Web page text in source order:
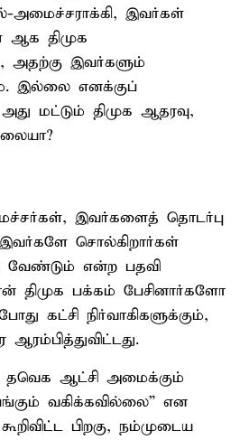
அமைச்சராக்கி, இவர்கள்
திமுக
அதற்கு இவர்களும்
இல்லை எனக்குப்
மட்டும் திமுக ஆதரவு,
இவர்களைத் தொடர்பு
சொல்கிறார்கள்
என்ற பதவி
திமுக பக்கம் பேசினார்களோ
கட்சி நிர்வாகிகளுக்கும்,
தவெக ஆட்சி அமைக்கும்
வகிக்கவில்லை” என
பிறகு, நம்முடைய